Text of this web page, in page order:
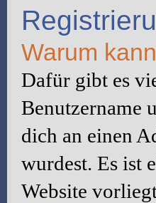
Warum
Dafür gibt es
Benutzername
dich an einen
wurdest. Es ist
Website